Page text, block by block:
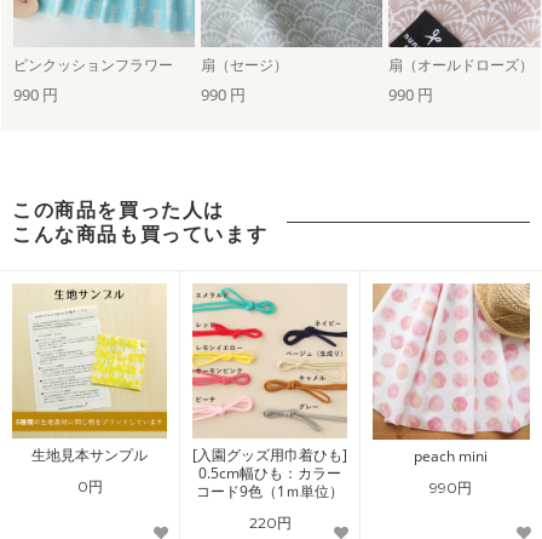
ピンクッションフラワー 扇（セージ） 扇（オールドローズ）
990 円 990 円 990 円
この商品を買った人は
こんな商品も買っています
生地見本サンプル
0円
[入園グッズ用巾着ひも]
0.5cm幅ひも：カラー
コード9色（1ｍ単位）
220円
peach mini
990円